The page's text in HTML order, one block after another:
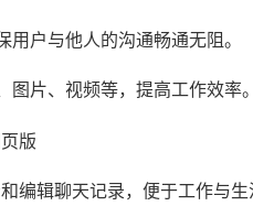
户与他人的沟通畅通无阻。
片、视频等，提高工作效率。
编辑聊天记录，便于工作与生